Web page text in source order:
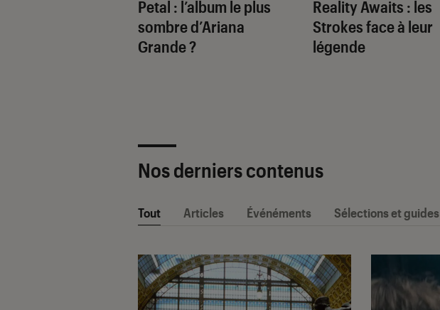
Petal : l’album le plus
sombre d’Ariana
Grande ?
Reality Awaits : les
Strokes face à leur
légende
Nos derniers contenus
Tout Articles Événéments Sélections et guides